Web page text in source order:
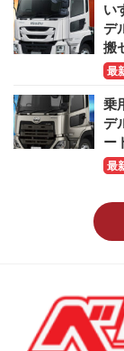
い
デ
搬
最
乗
デ
ー
最